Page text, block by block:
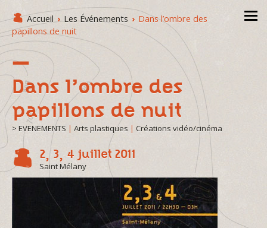
Accueil › Les Événements › Dans l’ombre des
papillons de nuit
Dans l’ombre des
papillons de nuit
> EVENEMENTS | Arts plastiques | Créations vidéo/cinéma
2, 3, 4 juillet 2011
Saint Mélany